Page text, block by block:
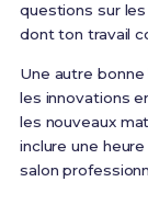
questions sur
dont ton travail
Une autre
les innovations
les nouveaux
inclure une
salon